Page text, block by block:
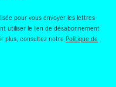
pour vous envoyer les lettres
utiliser le lien de désabonnement
plus, consultez notre Politique de